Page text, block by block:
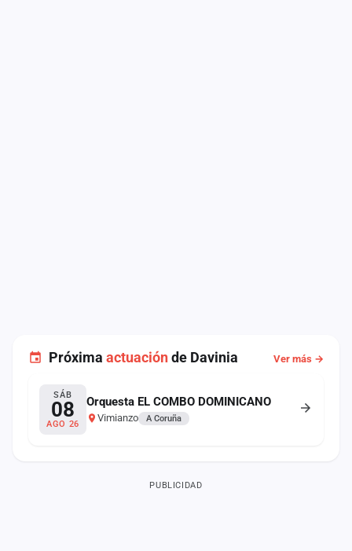
Próxima actuaciónde Davinia Ver más →
SÁB
08
AGO 26
Orquesta EL COMBO DOMINICANO
Vimianzo A Coruña
PUBLICIDAD